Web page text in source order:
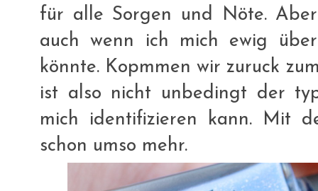
für alle Sorgen und Nöte.
auch wenn ich mich ewig
könnte. Kopmmen wir zuruck
ist also nicht unbedingt der
mich identifizieren kann. Mit
schon umso mehr.